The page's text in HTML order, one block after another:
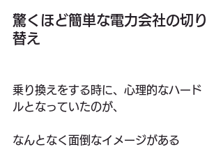
驚くほど簡単な電力会社の切り
替え
乗り換えをする時に、心理的なハード
ルとなっていたのが、
なんとなく面倒なイメージがある